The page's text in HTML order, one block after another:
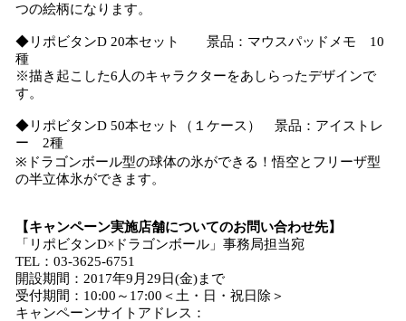
つの絵柄になります。
◆リポビタンD 20本セット 景品：マウスパッドメモ 10
種
※描き起こした6人のキャラクターをあしらったデザインで
す。
◆リポビタンD 50本セット（１ケース） 景品：アイストレ
ー 2種
※ドラゴンボール型の球体の氷ができる！悟空とフリーザ型
の半立体氷ができます。
【キャンペーン実施店舗についてのお問い合わせ先】
「リポビタンD×ドラゴンボール」事務局担当宛
TEL：03-3625-6751
開設期間：2017年9月29日(金)まで
受付期間：10:00～17:00＜土・日・祝日除＞
キャンペーンサイトアドレス：